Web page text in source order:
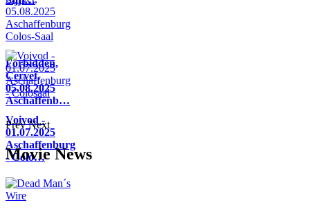
Forbidden,
Cervet,
05.08.2025
Aschaffenb…
Voivod -
01.07.2025
Aschaffenburg
- Colo…
Prev Next
Movie News